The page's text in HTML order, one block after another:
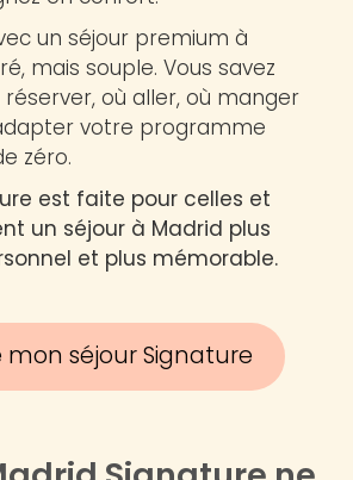
un séjour premium à
mais souple. Vous savez
réserver, où aller, où manger
votre programme
zéro.
est faite pour celles et
un séjour à Madrid plus
et plus mémorable.
mon séjour Signature